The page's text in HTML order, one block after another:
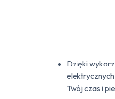
Dzięki
Twój czas i